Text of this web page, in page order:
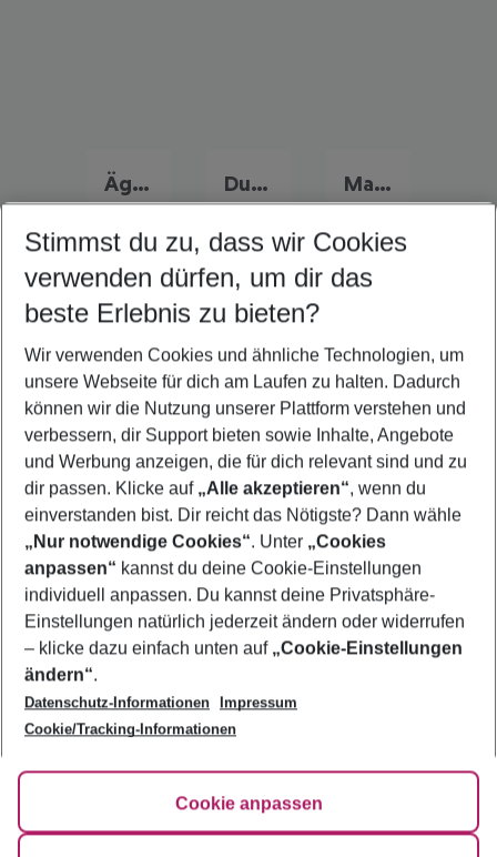
Ägypten Familienurlaub Dubai Familienurlaub Marokko Familienurlaub
Quicklinks
Flug & Hotel Djerba
Pauschalreisen Djerba
Frübucher Angebote Djerba für 2026
Urlaub Djerba
Footer
Footer navigation
Über uns
AGB
Bestpreisgarantie
Cookie-Einstellungen ändern
Cookie-Richtlinie
Impressum
Agenturbetreuung
Barrierefreies Reisen
HanseMerkur Reiseversicherung
Hilfe & Kontakt
Folge uns
Stimmst du zu, dass wir Cookies
verwenden dürfen, um dir das
beste Erlebnis zu bieten?
Wir verwenden Cookies und ähnliche Technologien, um
unsere Webseite für dich am Laufen zu halten. Dadurch
können wir die Nutzung unserer Plattform verstehen und
verbessern, dir Support bieten sowie Inhalte, Angebote
und Werbung anzeigen, die für dich relevant sind und zu
dir passen. Klicke auf „Alle akzeptieren“, wenn du
einverstanden bist. Dir reicht das Nötigste? Dann wähle
„Nur notwendige Cookies“. Unter „Cookies
anpassen“ kannst du deine Cookie-Einstellungen
individuell anpassen. Du kannst deine Privatsphäre-
Einstellungen natürlich jederzeit ändern oder widerrufen
– klicke dazu einfach unten auf „Cookie-Einstellungen
ändern“.
Datenschutz-Informationen
Impressum
Cookie/Tracking-Informationen
Cookie anpassen